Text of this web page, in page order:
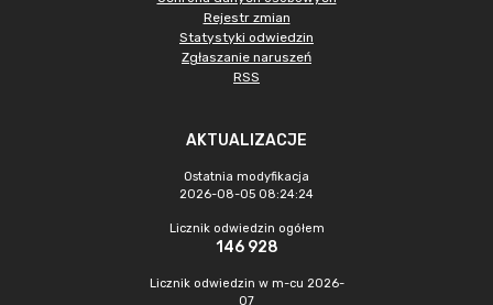
Rejestr zmian
Statystyki odwiedzin
Zgłaszanie naruszeń
RSS
AKTUALIZACJE
Ostatnia modyfikacja
2026-08-05 08:24:24
Licznik odwiedzin ogółem
146 928
Licznik odwiedzin w m-cu 2026-
07